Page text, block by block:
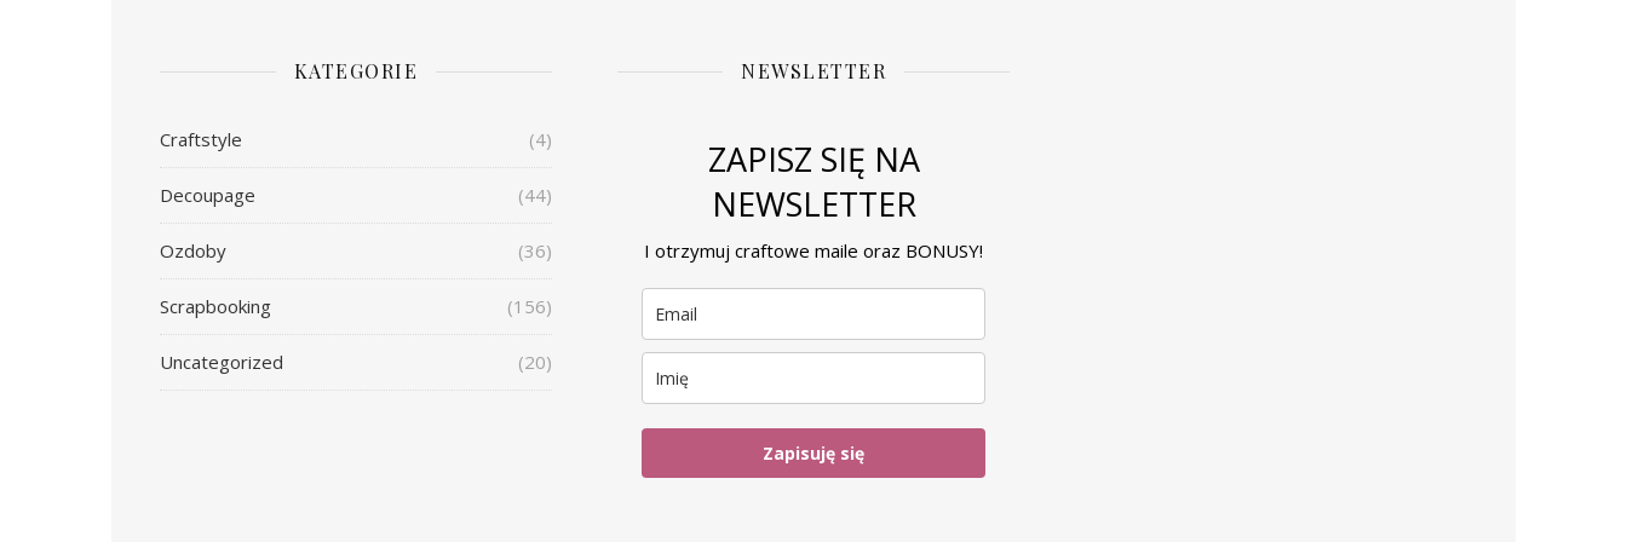
KATEGORIE
Craftstyle (4)
Decoupage (44)
Ozdoby (36)
Scrapbooking (156)
Uncategorized (20)
NEWSLETTER
ZAPISZ SIĘ NA
NEWSLETTER
I otrzymuj craftowe maile oraz BONUSY!
Zapisuję się